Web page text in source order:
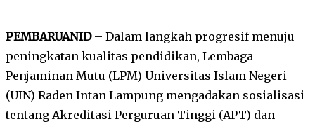
PEMBARUANID– Dalam langkah progresif menuju
peningkatan kualitas pendidikan, Lembaga
Penjaminan Mutu (LPM) Universitas Islam Negeri
(UIN) Raden Intan Lampung mengadakan sosialisasi
tentang Akreditasi Perguruan Tinggi (APT) dan